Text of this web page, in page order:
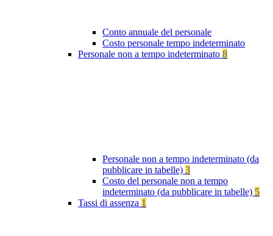
Conto annuale del personale
Costo personale tempo indeterminato
Personale non a tempo indeterminato 8
Personale non a tempo indeterminato (da
pubblicare in tabelle) 3
Costo del personale non a tempo
indeterminato (da pubblicare in tabelle) 5
Tassi di assenza 1